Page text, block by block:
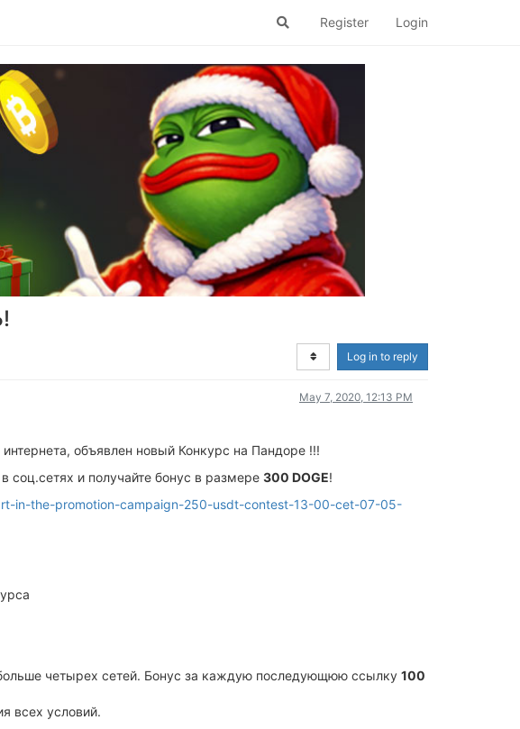
Register Login
Log in to reply
May 7, 2020, 12:13 PM
объявлен новый Конкурс на Пандоре !!!
соц.сетях и получайте бонус в размере 300 DOGE!
in-the-promotion-campaign-250-usdt-contest-13-00-cet-07-05-
четырех сетей. Бонус за каждую последующюю ссылку 100
всех условий.